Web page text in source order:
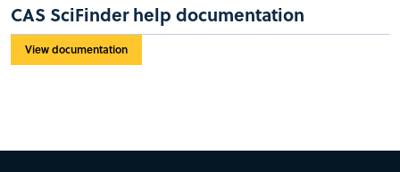
CAS SciFinder help documentation
View documentation